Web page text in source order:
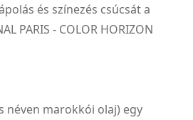
és színezés csúcsát a
PARIS - COLOR HORIZON
néven marokkói olaj) egy